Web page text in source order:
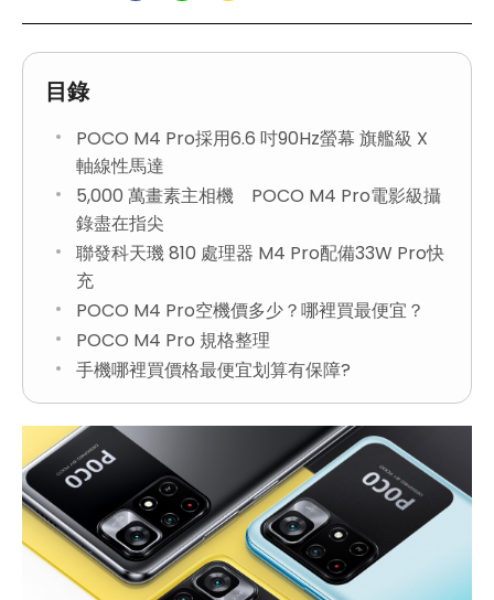
目錄
POCO M4 Pro採用6.6 吋90Hz螢幕 旗艦級 X
軸線性馬達
5,000 萬畫素主相機 POCO M4 Pro電影級攝
錄盡在指尖
聯發科天璣 810 處理器 M4 Pro配備33W Pro快
充
POCO M4 Pro空機價多少？哪裡買最便宜？
POCO M4 Pro 規格整理
手機哪裡買價格最便宜划算有保障?